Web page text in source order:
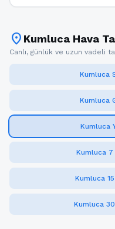
location_on Kumluca Hava
Canlı, günlük ve uzun vadeli
Kumluca
Kumluca
Kumluca
Kumluca 7
Kumluca
Kumluca